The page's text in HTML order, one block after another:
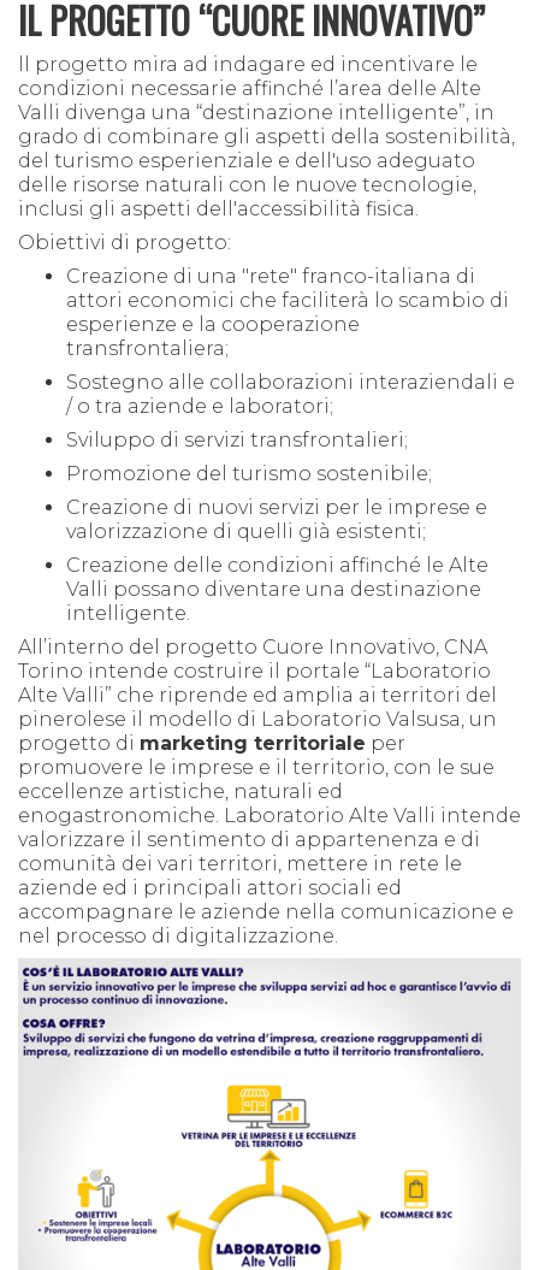
IL PROGETTO “CUORE INNOVATIVO”
ll progetto mira ad indagare ed incentivare le
condizioni necessarie affinché l’area delle Alte
Valli divenga una “destinazione intelligente”, in
grado di combinare gli aspetti della sostenibilità,
del turismo esperienziale e dell'uso adeguato
delle risorse naturali con le nuove tecnologie,
inclusi gli aspetti dell'accessibilità fisica.
Obiettivi di progetto:
Creazione di una "rete" franco-italiana di
attori economici che faciliterà lo scambio di
esperienze e la cooperazione
transfrontaliera;
Sostegno alle collaborazioni interaziendali e
/ o tra aziende e laboratori;
Sviluppo di servizi transfrontalieri;
Promozione del turismo sostenibile;
Creazione di nuovi servizi per le imprese e
valorizzazione di quelli già esistenti;
Creazione delle condizioni affinché le Alte
Valli possano diventare una destinazione
intelligente.
All’interno del progetto Cuore Innovativo, CNA
Torino intende costruire il portale “Laboratorio
Alte Valli” che riprende ed amplia ai territori del
pinerolese il modello di Laboratorio Valsusa, un
progetto di marketing territoriale per
promuovere le imprese e il territorio, con le sue
eccellenze artistiche, naturali ed
enogastronomiche. Laboratorio Alte Valli intende
valorizzare il sentimento di appartenenza e di
comunità dei vari territori, mettere in rete le
aziende ed i principali attori sociali ed
accompagnare le aziende nella comunicazione e
nel processo di digitalizzazione.